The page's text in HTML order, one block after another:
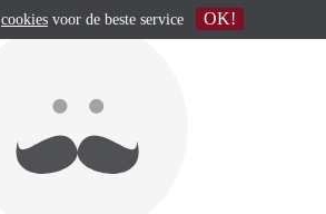
cookies voor de beste service OK!